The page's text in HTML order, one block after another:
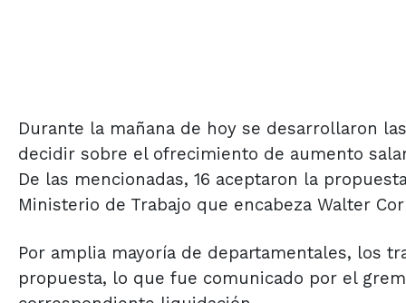
Durante la mañana de hoy se desarrollaron
decidir sobre el ofrecimiento de aumento
De las mencionadas, 16 aceptaron la
Ministerio de Trabajo que encabeza Walter
Por amplia mayoría de departamentales, los
propuesta, lo que fue comunicado por el